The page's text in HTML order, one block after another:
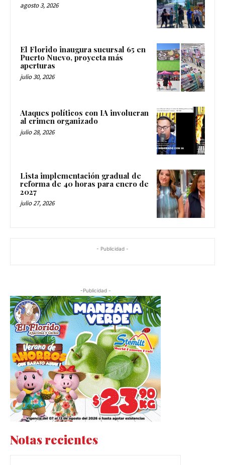
agosto 3, 2026
El Florido inaugura sucursal 65 en
Puerto Nuevo, proyecta más
aperturas
julio 30, 2026
Ataques políticos con IA involucran
al crimen organizado
julio 28, 2026
Lista implementación gradual de
reforma de 40 horas para enero de
2027
julio 27, 2026
- Publicidad -
-Publicidad -
Notas recientes